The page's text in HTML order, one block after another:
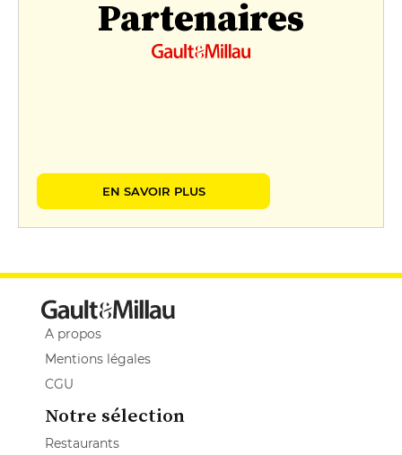
Partenaires
EN SAVOIR PLUS
A propos
Mentions légales
CGU
Notre sélection
Restaurants